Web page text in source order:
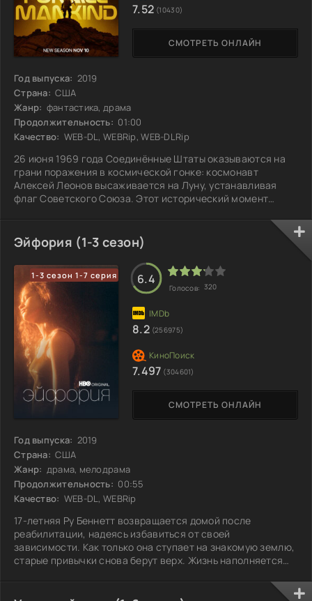
Год выпуска: 2019
Страна: США
Жанр: фантастика, драма
Продолжительность: 01:00
Качество: WEB-DL, WEBRip, WEB-DLRip
26 июня 1969 года Соединённые Штаты оказываются на
грани поражения в космической гонке: космонавт
Алексей Леонов высаживается на Луну, устанавливая
флаг Советского Союза. Этот исторический момент
несколько амбициозных программ. Но вместо уныния это
событие пробуждает в американцах решимость вернуть
себе утраченное лидерство в космосе. Столкнувшись с
новым вызовом, США начинают пересматривать свои
стратегии, готовя ответный удар, чтобы
СМОТРЕТЬ ОНЛАЙН
7.52 (10430)
Эйфория (1-3 сезон)
1-3 сезон 1-7 серия
Год выпуска: 2019
Страна: США
Жанр: драма, мелодрама
Продолжительность: 00:55
Качество: WEB-DL, WEBRip
17-летняя Ру Беннетт возвращается домой после
реабилитации, надеясь избавиться от своей
зависимости. Как только она ступает на знакомую землю,
старые привычки снова берут верх. Жизнь наполняется
СМОТРЕТЬ ОНЛАЙН
6.4
Голосов: 320
8.2 (256975)
7.497 (304601)